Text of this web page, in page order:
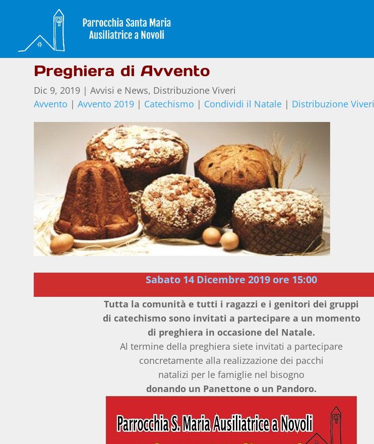
Preghiera di Avvento
Dic 9, 2019 |Avvisi e News, Distribuzione Viveri
Avvento |Avvento 2019 | Catechismo | Condividi il Natale | Distribuzione Viveri
Sabato 14 Dicembre 2019 ore 15:00
Tutta la comunità e tutti i ragazzi e i genitori dei gruppi
di catechismo sono invitati a partecipare a un momento
di preghiera in occasione del Natale.
Al termine della preghiera siete invitati a partecipare
concretamente alla realizzazione dei pacchi
natalizi per le famiglie nel bisogno
donando un Panettone o un Pandoro.